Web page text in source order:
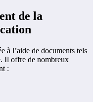
de la
à l’aide de documents tels
Il offre de nombreux
: